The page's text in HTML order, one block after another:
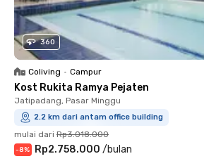
360
Coliving • Campur
Kost Rukita Ramya Pejaten
Jatipadang, Pasar Minggu
2.2 km dari antam office building
mulai dari Rp3.018.000
-8% Rp2.758.000 /bulan